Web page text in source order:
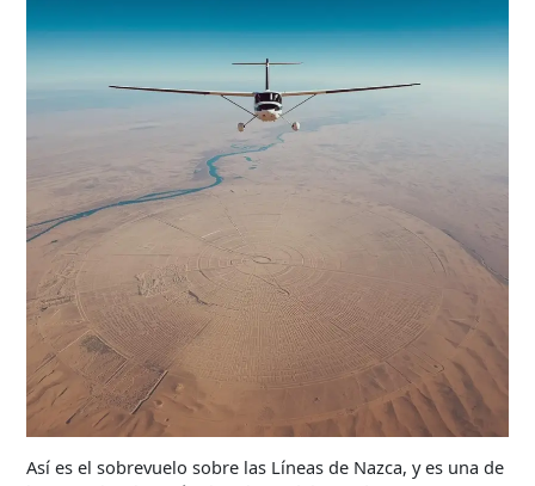
Así es el sobrevuelo sobre las Líneas de Nazca, y es una de